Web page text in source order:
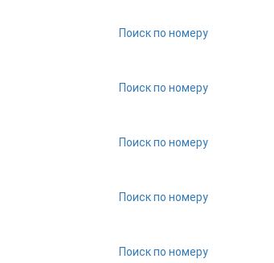
Поиск по номеру
Поиск по номеру
Поиск по номеру
Поиск по номеру
Поиск по номеру